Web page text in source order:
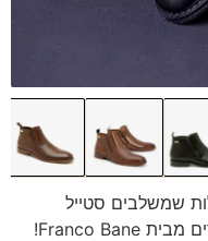
שמשלבים סטייל
ונוחות? הכירו את מגפי SY02 השחורים מבית Franco Bane!